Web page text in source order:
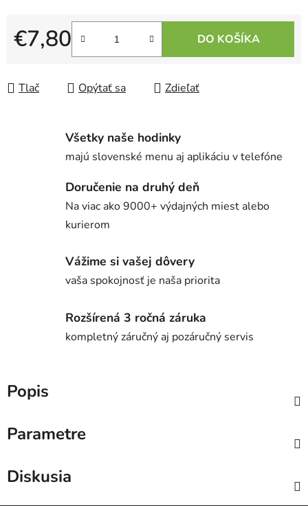
€7,80
Jednotková cena:
DO KOŠÍKA
Tlač Opýtať sa Zdieľať
Všetky naše hodinky
majú slovenské menu aj aplikáciu v telefóne
Doručenie na druhý deň
Na viac ako 9000+ výdajných miest alebo
kurierom
Vážime si vašej dôvery
vaša spokojnosť je naša priorita
Rozšírená 3 ročná záruka
kompletný záručný aj pozáručný servis
Popis
Parametre
Diskusia